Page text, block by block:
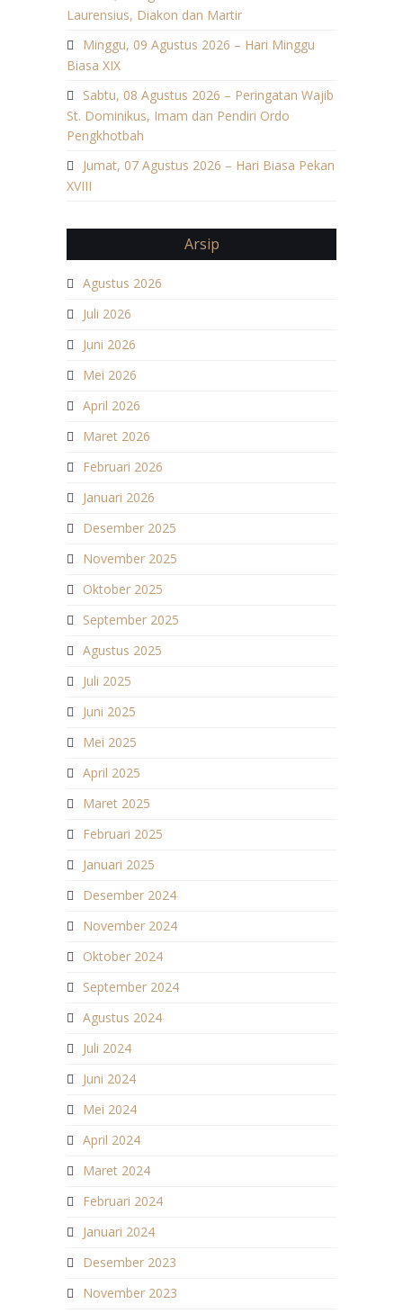
Laurensius, Diakon dan Martir
Minggu, 09 Agustus 2026 – Hari Minggu
Biasa XIX
Sabtu, 08 Agustus 2026 – Peringatan Wajib
St. Dominikus, Imam dan Pendiri Ordo
Pengkhotbah
Jumat, 07 Agustus 2026 – Hari Biasa Pekan
XVIII
Arsip
Agustus 2026
Juli 2026
Juni 2026
Mei 2026
April 2026
Maret 2026
Februari 2026
Januari 2026
Desember 2025
November 2025
Oktober 2025
September 2025
Agustus 2025
Juli 2025
Juni 2025
Mei 2025
April 2025
Maret 2025
Februari 2025
Januari 2025
Desember 2024
November 2024
Oktober 2024
September 2024
Agustus 2024
Juli 2024
Juni 2024
Mei 2024
April 2024
Maret 2024
Februari 2024
Januari 2024
Desember 2023
November 2023